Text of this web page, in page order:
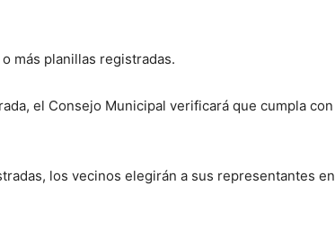
más planillas registradas.
el Consejo Municipal verificará que cumpla con
los vecinos elegirán a sus representantes en